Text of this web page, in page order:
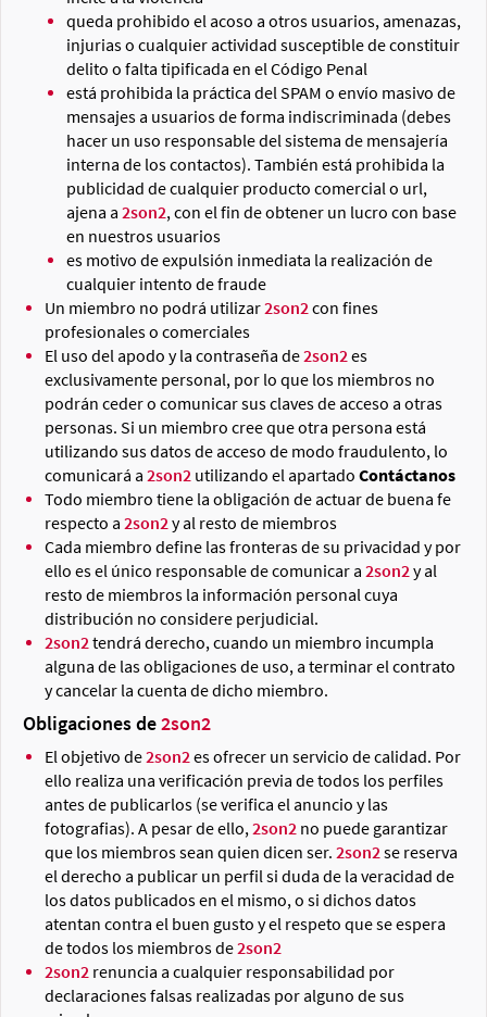
queda prohibido el acoso a otros usuarios, amenazas,
injurias o cualquier actividad susceptible de constituir
delito o falta tipificada en el Código Penal
está prohibida la práctica del SPAM o envío masivo de
mensajes a usuarios de forma indiscriminada (debes
hacer un uso responsable del sistema de mensajería
interna de los contactos). También está prohibida la
publicidad de cualquier producto comercial o url,
ajena a 2son2, con el fin de obtener un lucro con base
en nuestros usuarios
es motivo de expulsión inmediata la realización de
cualquier intento de fraude
Un miembro no podrá utilizar2son2 con fines
profesionales o comerciales
El uso del apodo y la contraseña de2son2 es
exclusivamente personal, por lo que los miembros no
podrán ceder o comunicar sus claves de acceso a otras
personas. Si un miembro cree que otra persona está
utilizando sus datos de acceso de modo fraudulento, lo
comunicará a 2son2 utilizando el apartado Contáctanos
Todo miembro tiene la obligación de actuar de buena fe
respecto a 2son2 y al resto de miembros
Cada miembro define las fronteras de su privacidad y por
ello es el único responsable de comunicar a 2son2 y al
resto de miembros la información personal cuya
distribución no considere perjudicial.
2son2 tendrá derecho, cuando un miembro incumpla
alguna de las obligaciones de uso, a terminar el contrato
y cancelar la cuenta de dicho miembro.
Obligaciones de2son2
El objetivo de2son2 es ofrecer un servicio de calidad. Por
ello realiza una verificación previa de todos los perfiles
antes de publicarlos (se verifica el anuncio y las
fotografias). A pesar de ello, 2son2 no puede garantizar
que los miembros sean quien dicen ser. 2son2 se reserva
el derecho a publicar un perfil si duda de la veracidad de
los datos publicados en el mismo, o si dichos datos
atentan contra el buen gusto y el respeto que se espera
de todos los miembros de2son2
2son2 renuncia a cualquier responsabilidad por
declaraciones falsas realizadas por alguno de sus